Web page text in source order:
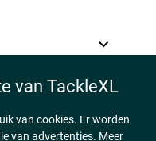
van TackleXL
van cookies. Er worden
van advertenties. Meer